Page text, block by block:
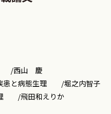
/西山 慶
患と病態生理 /堀之内智子
理 /飛田和えりか